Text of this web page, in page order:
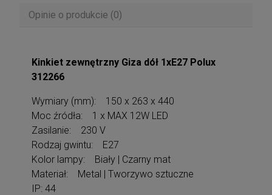
Opinie o produkcie (0)
Kinkiet zewnętrzny Giza dół 1xE27 Polux
312266
Wymiary (mm): 150 x 263 x 440
Moc źródła: 1 x MAX 12W LED
Zasilanie: 230 V
Rodzaj gwintu: E27
Kolor lampy: Biały | Czarny mat
Materiał: Metal | Tworzywo sztuczne
IP: 44